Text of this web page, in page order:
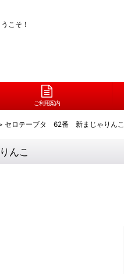
こそ！
ご利用案内
セロテーブタ 62番 新まじゃりんこ
んこ